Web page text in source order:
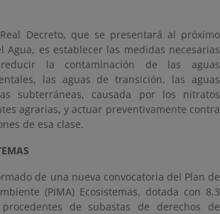
Decreto, que se presentará al próximo
Agua, es establecer las medidas necesarias
la contaminación de las aguas
las aguas de transición, las aguas
subterráneas, causada por los nitratos
agrarias, y actuar preventivamente contra
de esa clase.
de una nueva convocatoria del Plan de
(PIMA) Ecosistemas, dotada con 8,3
de subastas de derechos de